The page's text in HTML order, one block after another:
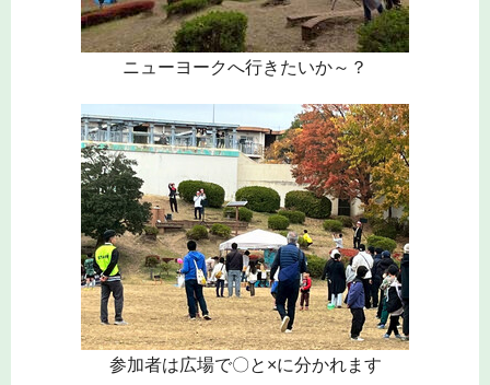
ニューヨークへ行きたいか～？
参加者は広場で〇と×に分かれます